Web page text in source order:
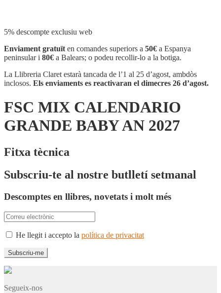
5% descompte exclusiu web
Enviament gratuït en comandes superiors a 50€ a Espanya
peninsular i 80€ a Balears; o podeu recollir-lo a la botiga.
La Llibreria Claret estarà tancada de l’1 al 25 d’agost, ambdòs
inclosos. Els enviaments es reactivaran el dimecres 26 d’agost.
FSC MIX CALENDARIO
GRANDE BABY AN 2027
Fitxa tècnica
Subscriu-te al nostre butlletí setmanal
Descomptes en llibres, novetats i molt més
He llegit i accepto la política de privacitat
Segueix-nos